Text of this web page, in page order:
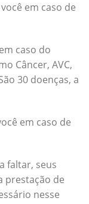
em caso de
caso do
Câncer, AVC,
30 doenças, a
em caso de
faltar, seus
prestação de
nesse